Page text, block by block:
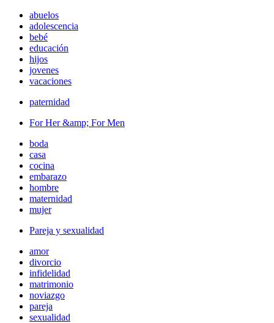
abuelos
adolescencia
bebé
educación
hijos
jovenes
vacaciones
paternidad
For Her &amp; For Men
boda
casa
cocina
embarazo
hombre
maternidad
mujer
Pareja y sexualidad
amor
divorcio
infidelidad
matrimonio
noviazgo
pareja
sexualidad